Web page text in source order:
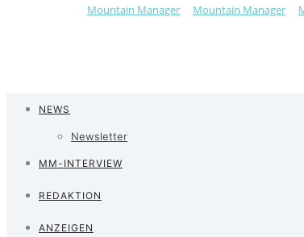
NEWS
Newsletter
MM-INTERVIEW
REDAKTION
ANZEIGEN